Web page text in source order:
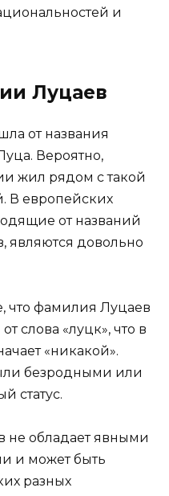
и
Луцаев
от названия
Вероятно,
жил рядом с такой
В европейских
от названий
являются довольно
что фамилия Луцаев
слова «луцк», что в
«никакой».
безродными или
статус.
не обладает явными
и может быть
разных